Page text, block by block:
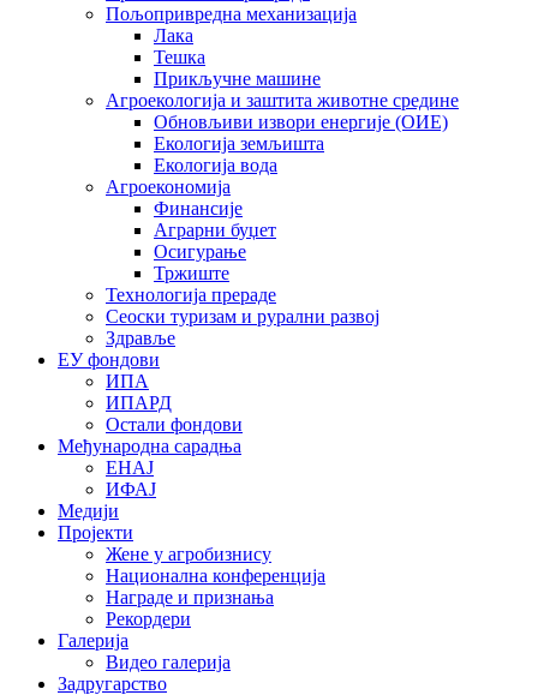
Пољопривредна механизација
Лака
Тешка
Прикључне машине
Агроекологија и заштита животне средине
Обновљиви извори енергије (ОИЕ)
Екологија земљишта
Екологија вода
Агроекономија
Финансије
Аграрни буџет
Осигурање
Тржиште
Технологија прераде
Сеоски туризам и рурални развој
Здравље
ЕУ фондови
ИПА
ИПАРД
Остали фондови
Међународна сарадња
ЕНАЈ
ИФАЈ
Медији
Пројекти
Жене у агробизнису
Национална конференција
Награде и признања
Рекордери
Галерија
Видео галерија
Задругарство